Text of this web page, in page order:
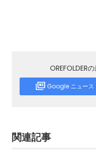
OREFOLDER
Google ニュース
関連記事